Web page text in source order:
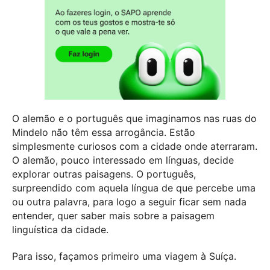
O alemão e o português que imaginamos nas ruas do
Mindelo não têm essa arrogância. Estão
simplesmente curiosos com a cidade onde aterraram.
O alemão, pouco interessado em línguas, decide
explorar outras paisagens. O português,
surpreendido com aquela língua de que percebe uma
ou outra palavra, para logo a seguir ficar sem nada
entender, quer saber mais sobre a paisagem
linguística da cidade.
Para isso, façamos primeiro uma viagem à Suíça.